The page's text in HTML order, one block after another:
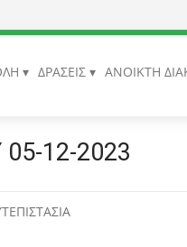
ΔΡΑΣΕΙΣ ΑΝΟΙΚΤΗ
12-2023